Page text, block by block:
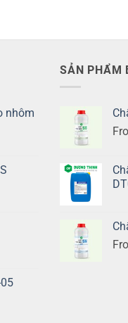
nhôm
SẢN PHẨM